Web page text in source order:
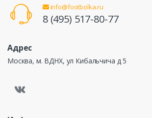
info@footbolka.ru
8 (495) 517-80-77
Адрес
Москва, м. ВДНХ, ул Кибальчича д 5